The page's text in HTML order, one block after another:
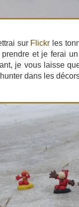
sur Flickr les
et je ferai
je vous laisse
dans les